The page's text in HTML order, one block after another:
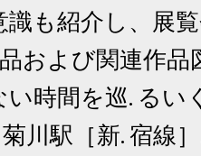
も紹介し、展
および関連作
い時間を巡. る
川駅［新. 宿線